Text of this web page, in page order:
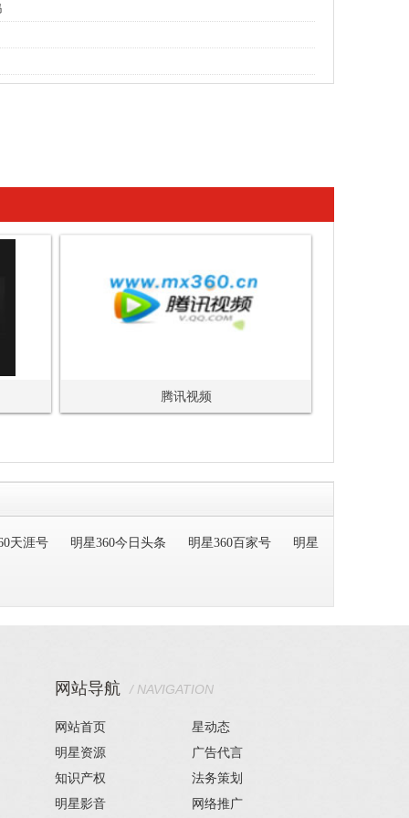
腾讯视频
天涯号 明星360今日头条 明星360百家号 明星
网站导航 / NAVIGATION
网站首页
星动态
明星资源
广告代言
知识产权
法务策划
明星影音
网络推广